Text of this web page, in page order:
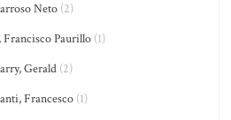
Neto(2)
Francisco Paurillo (1)
Gerald (2)
Francesco(1)